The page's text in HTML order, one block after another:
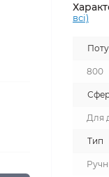
всі)
800
Для
Тип